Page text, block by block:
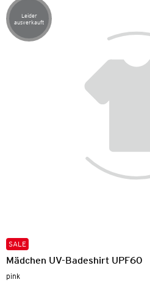
Artikel leider ausverkauft
Leider
ausverkauft
SALE
Mädchen UV-Badeshirt UPF60
pink